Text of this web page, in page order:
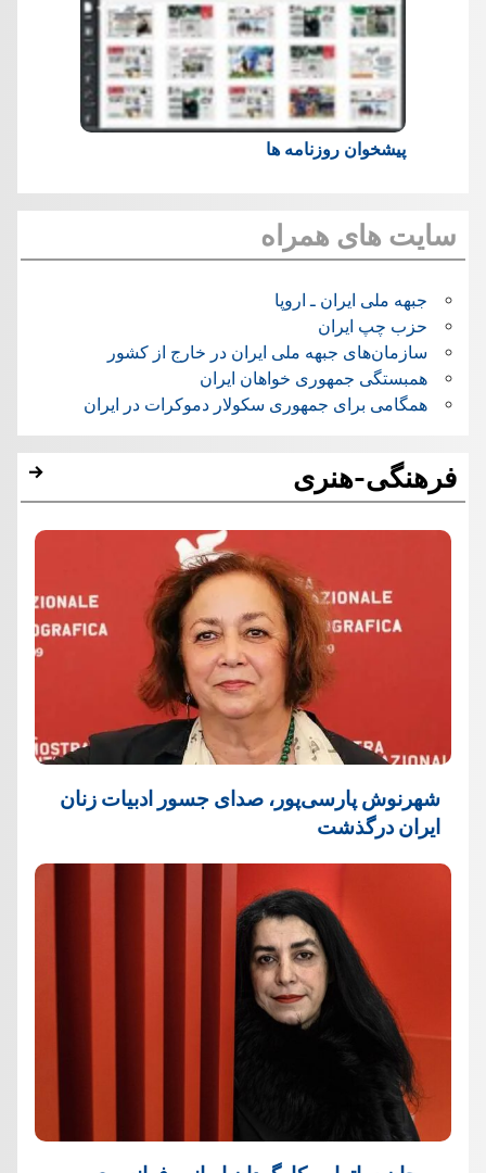
پیشخوان روزنامه ها
سایت های همراه
جبهه ملی ایران ـ اروپا
حزب چپ ایران
سازمان‌های جبهه ملی ایران در خارج از کشور
همبستگی جمهوری خواهان ایران
همگامی برای جمهوری سکولار دموکرات در ایران
فرهنگی-هنری
شهرنوش پارسی‌پور، صدای جسور ادبیات زنان
ایران درگذشت